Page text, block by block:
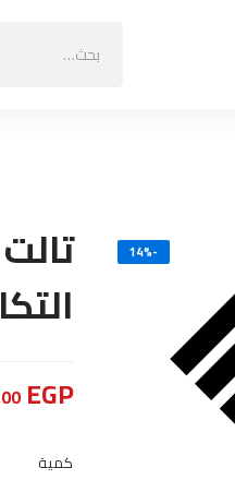
-14%
EGP
كمية